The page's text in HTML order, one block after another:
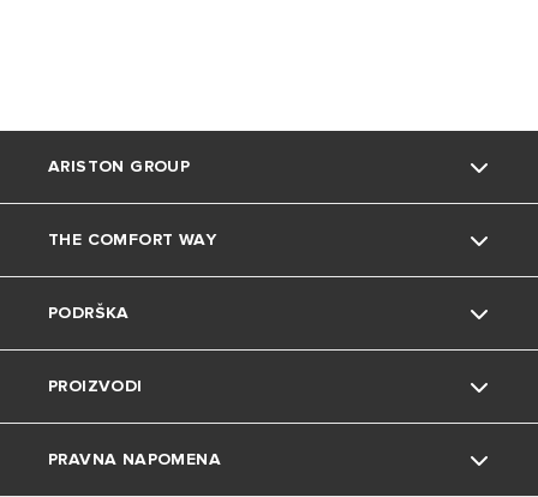
ARISTON GROUP
O nama
Grupa
Karijera
THE COMFORT WAY
Okoliš
Savjeti i trikovi
Uređenje doma
PODRŠKA
Kontakt
Česta pitanja
PROIZVODI
Grijalice vode
PRAVNA NAPOMENA